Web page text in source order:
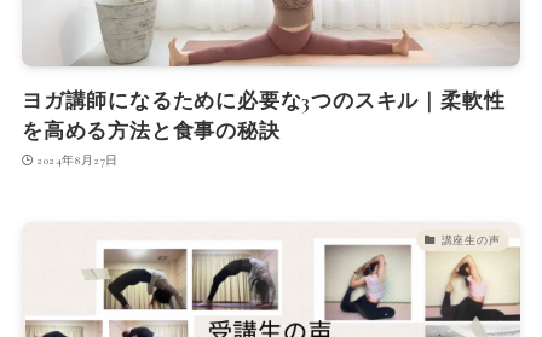
ヨガ講師になるために必要な3つのスキル｜柔軟性
を高める方法と食事の秘訣
2024年8月27日
講座生の声